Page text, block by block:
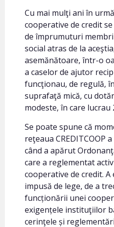
Cu mai mulţi ani în
cooperative de credit
de împrumuturi
social atras de la
asemănătoare, într-o
a caselor de ajutor
funcţionau, de regulă,
suprafaţă mică, cu
modeste, în care lucrau
Se poate spune că
reţeaua CREDITCOOP
când a apărut
care a reglementat
cooperative de credit.
impusă de lege, de a
funcționării unei
exigențele instituţiilor
cerinţele și